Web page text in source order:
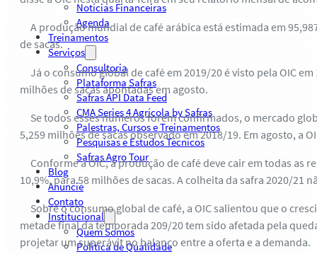
Notícias Financeiras
Agenda
Treinamentos
Serviços
Consultoria
Plataforma Safras
Safras API Data Feed
CMA Series 4 Agrícola by Safras
Palestras, Cursos e Treinamentos
Pesquisas e Estudos Técnicos
Safras Agro Tour
Blog
Anuncie
Contato
Institucional
Quem Somos
Política de Qualidade
A produção mundial de café arábica está estimada em
de sacas.
Já o consumo global de café em 2019/20 é visto pela OIC
milhões de sacas apontadas em agosto.
Se todos esses números forem confirmados, o mercado
5,259 milhões de sacas observado em 2018/19. Em agosto, a
Conforme a OIC, a produção de café deve cair em todas as
10,9%, para 58 milhões de sacas. A colheita da safra 2020/
Sobre o consumo global de café, a OIC salientou que o
metade final da temporada 209/20 tem sido afetada pela
projetar um superávit no balanço entre a oferta e a demanda.